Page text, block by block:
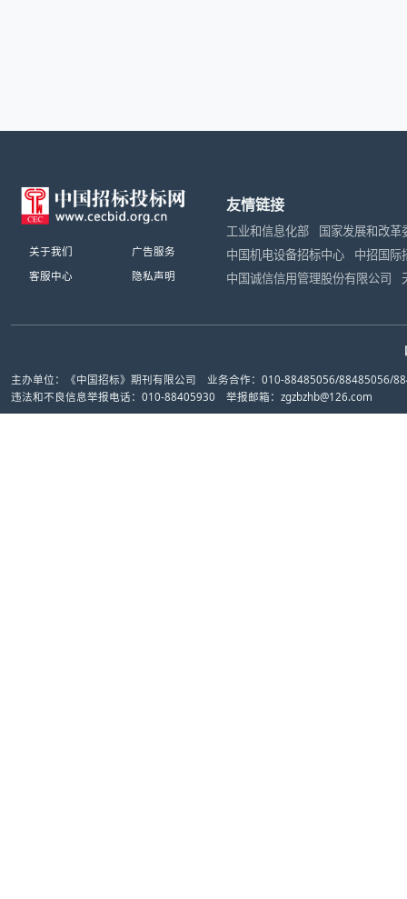
关于我们
广告服务
客服中心
隐私声明
友情链接
工业和信息化部
国家发展和改革
中国机电设备招标中心
中招国际
中国诚信信用管理股份有限公司
主办单位：《中国招标》期刊有限公司 业务合作：010-88485056/88485056/
违法和不良信息举报电话：010-88405930 举报邮箱：zgzbzhb@126.com